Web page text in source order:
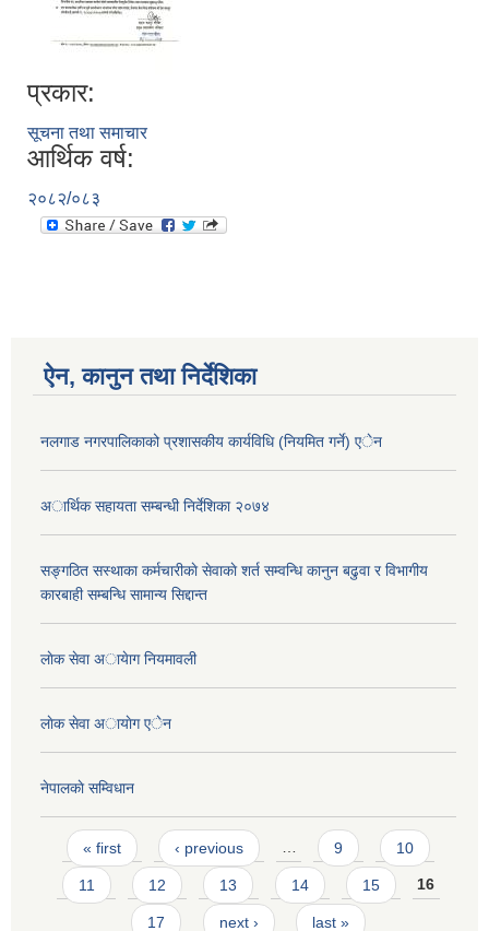
प्रकार:
सूचना तथा समाचार
आर्थिक वर्ष:
२०८२/०८३
ऐन, कानुन तथा निर्देशिका
नलगाड नगरपालिकाको प्रशासकीय कार्यविधि (नियमित गर्ने) एेन
अार्थिक सहायता सम्बन्धी निर्देशिका २०७४
सङ्गठित सस्थाका कर्मचारीकाे सेवाकाे शर्त सम्वन्धि कानुन बढुवा र विभागीय
कारबाही सम्बन्धि सामान्य सिद्दान्त
लाेक सेवा अायेाग नियमावली
लाेक सेवा अायाेग एेन
नेपालकाे सम्विधान
Pages
« first ‹ previous … 9 10
11 12 13 14 15 16
17 next › last »